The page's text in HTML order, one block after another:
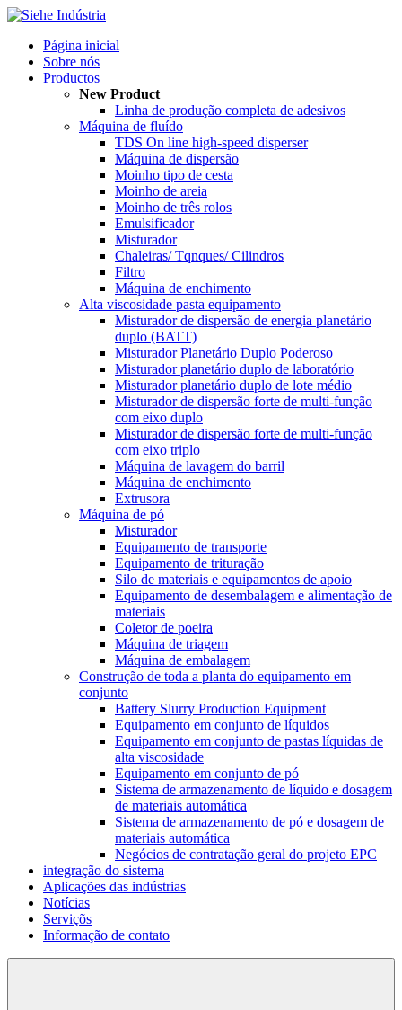
Página inicial
Sobre nós
Productos
New Product
Linha de produção completa de adesivos
Máquina de fluído
TDS On line high-speed disperser
Máquina de dispersão
Moinho tipo de cesta
Moinho de areia
Moinho de três rolos
Emulsificador
Misturador
Chaleiras/ Tqnques/ Cilindros
Filtro
Máquina de enchimento
Alta viscosidade pasta equipamento
Misturador de dispersão de energia planetário
duplo (BATT)
Misturador Planetário Duplo Poderoso
Misturador planetário duplo de laboratório
Misturador planetário duplo de lote médio
Misturador de dispersão forte de multi-função
com eixo duplo
Misturador de dispersão forte de multi-função
com eixo triplo
Máquina de lavagem do barril
Máquina de enchimento
Extrusora
Máquina de pó
Misturador
Equipamento de transporte
Equipamento de trituração
Silo de materiais e equipamentos de apoio
Equipamento de desembalagem e alimentação de
materiais
Coletor de poeira
Máquina de triagem
Máquina de embalagem
Construção de toda a planta do equipamento em
conjunto
Battery Slurry Production Equipment
Equipamento em conjunto de líquidos
Equipamento em conjunto de pastas líquidas de
alta viscosidade
Equipamento em conjunto de pó
Sistema de armazenamento de líquido e dosagem
de materiais automática
Sistema de armazenamento de pó e dosagem de
materiais automática
Negócios de contratação geral do projeto EPC
integração do sistema
Aplicações das indústrias
Notícias
Serviçõs
Informação de contato